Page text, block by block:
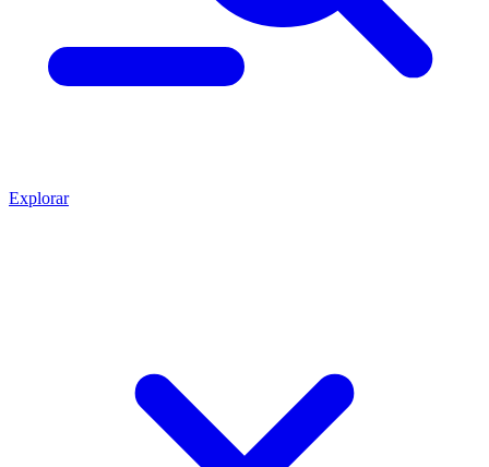
Explorar